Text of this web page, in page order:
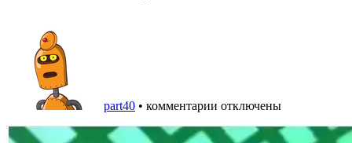
part40 • комментарии отключены